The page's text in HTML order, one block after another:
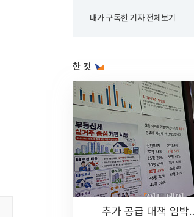
내가 구독한 기자 전체보기
한 컷
추가 공급 대책 임박